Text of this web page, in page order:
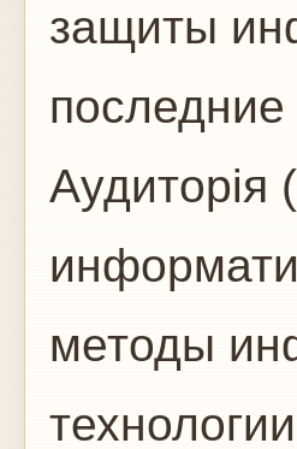
защиты
последние
методы